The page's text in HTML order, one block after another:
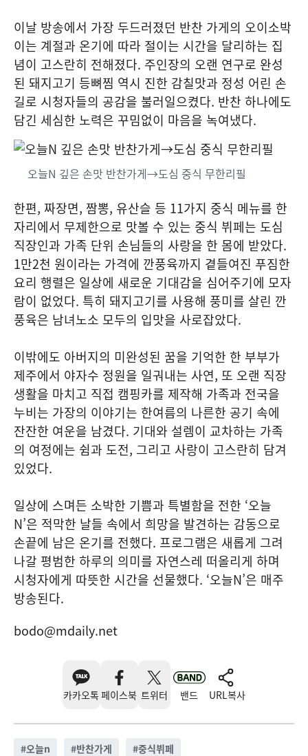
이날 방송에서 가장 두드러졌던 반찬 가게의 오이소박
이는 계절과 온기에 따라 절이는 시간을 달리하는 집
념이 고스란히 전해졌다. 주인장의 오랜 연구로 완성
된 돼지고기 등뼈찜 역시 진한 감칠맛과 정성 어린 손
길로 시청자들의 공감을 불러일으켰다. 반찬 하나에도
담긴 세심한 노력은 꾸밈없이 마음을 녹여냈다.
오늘N 깊은 손맛 반찬가게→도심 중식 무한리필
한편, 짜장면, 짬뽕, 유산슬 등 11가지 중식 메뉴를 한
자리에서 무제한으로 맛볼 수 있는 중식 뷔페는 도심
직장인과 가족 단위 손님들의 사랑을 한 몸에 받았다.
1만2천 원이라는 가격에 깐풍육까지 곁들여진 푸짐한
요리 행렬은 일상에 새로운 기대감을 심어주기에 모자
람이 없었다. 특히 돼지고기를 사용해 풍미를 살린 깐
풍육은 남녀노소 모두의 입맛을 사로잡았다.
이밖에도 아버지의 미완성된 꿈을 기억한 한 부부가
제주에서 야자수 정원을 일궈내는 사연, 또 오랜 직장
생활을 마치고 직접 캠핑카를 제작해 가족과 전국을
누비는 가장의 이야기는 한여름의 나른한 공기 속에
잔잔한 여운을 남겼다. 기대와 설렘이 교차하는 가족
의 여정에는 쉼과 도전, 그리고 사랑이 고스란히 담겨
있었다.
일상에 스며든 소박한 기쁨과 특별함을 전한 ‘오늘
N’은 적막한 날들 속에서 희망을 발견하는 감동으로
손끝에 남은 온기를 전했다. 프로그램은 새롭게 그려
나갈 평범한 하루의 의미를 자연스레 떠올리게 하며
시청자에게 따뜻한 시간을 선물했다. ‘오늘N’은 매주
방송된다.
bodo@mdaily.net
카카오톡 페이스북 트위터 밴드 URL복사
#오늘n #반찬가게 #중식뷔페